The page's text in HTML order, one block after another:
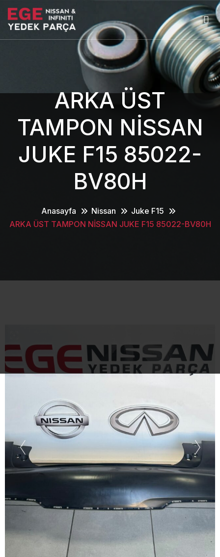
ARKA ÜST
TAMPON NİSSAN
JUKE F15 85022-
BV80H
Anasayfa Nissan
Juke F15
ARKA ÜST TAMPON NİSSAN JUKE F15 85022-BV80H